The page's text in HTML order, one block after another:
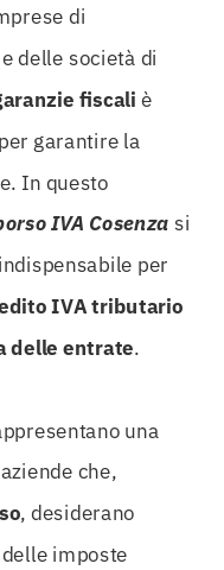
di
delle società di
fiscali è
garantire la
In questo
IVA Cosenza si
per
IVA tributario
delle entrate.
una
che,
, desiderano
imposte